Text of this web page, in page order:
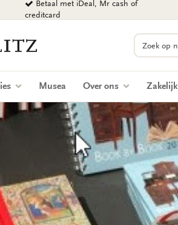
Betaal met iDeal, Mr cash of
creditcard
Zoeken
Musea Over ons Zakelijk